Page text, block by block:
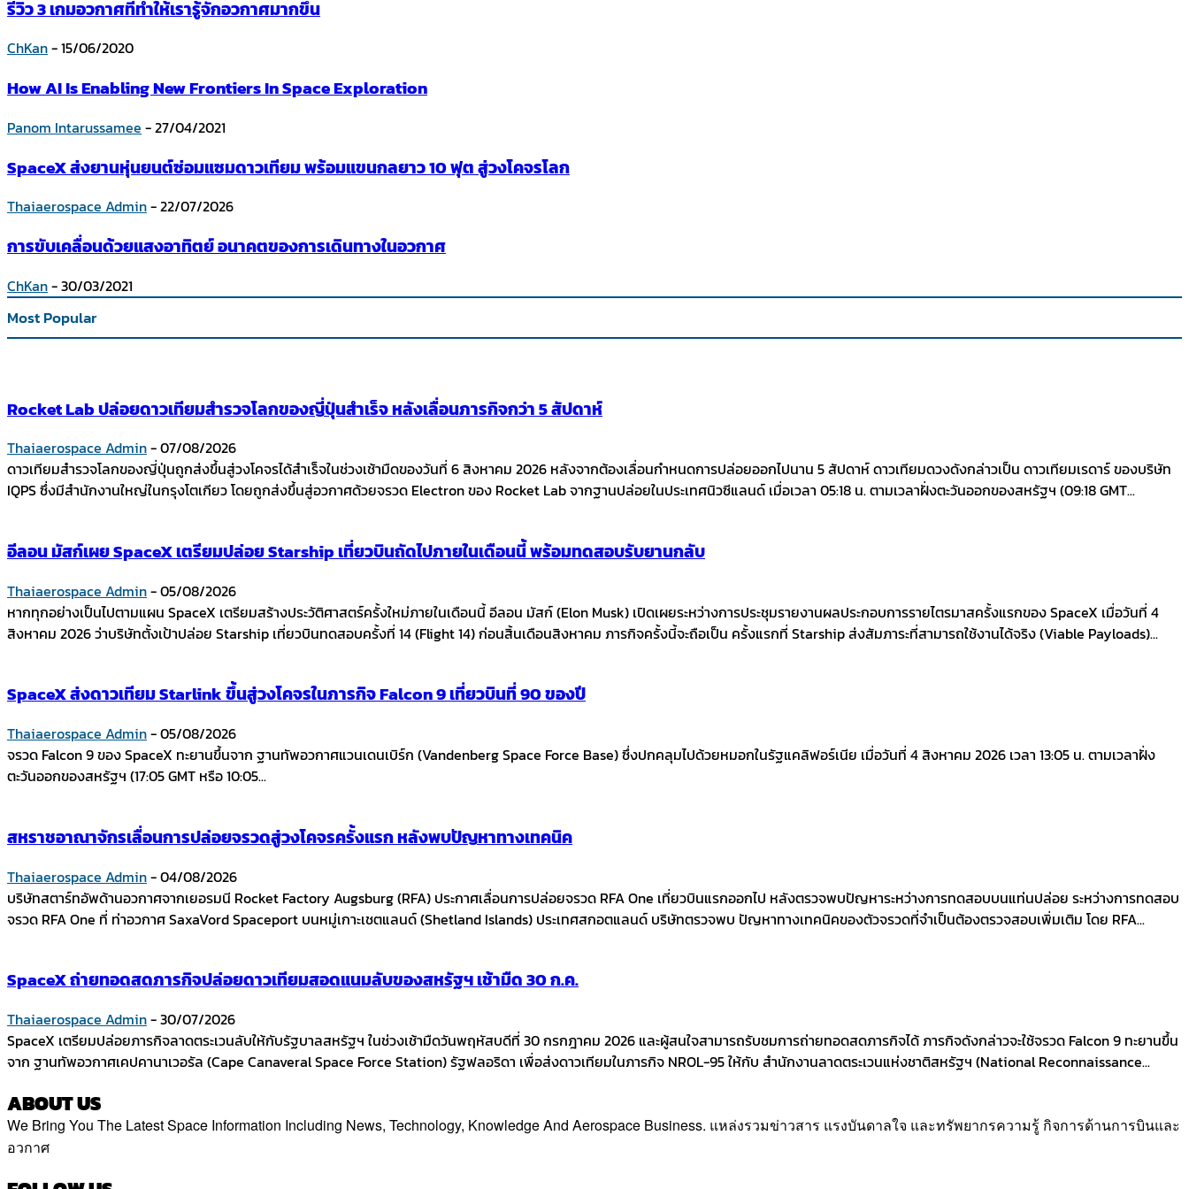
รีวิว 3 เกมอวกาศที่ทำให้เรารู้จักอวกาศมากขึ้น
ChKan-15/06/2020
How AI Is Enabling New Frontiers In Space Exploration
Panom Intarussamee -27/04/2021
SpaceX ส่งยานหุ่นยนต์ซ่อมแซมดาวเทียม พร้อมแขนกลยาว 10 ฟุต สู่วงโคจรโลก
Thaiaerospace Admin-22/07/2026
การขับเคลื่อนด้วยแสงอาทิตย์ อนาคตของการเดินทางในอวกาศ
ChKan-30/03/2021
Most Popular
Rocket Lab ปล่อยดาวเทียมสำรวจโลกของญี่ปุ่นสำเร็จ หลังเลื่อนภารกิจกว่า 5 สัปดาห์
Thaiaerospace Admin-07/08/2026
ดาวเทียมสำรวจโลกของญี่ปุ่นถูกส่งขึ้นสู่วงโคจรได้สำเร็จในช่วงเช้ามืดของวันที่ 6 สิงหาคม 2026 หลังจากต้องเลื่อนกำหนดการปล่อยออกไปนาน 5 สัปดาห์ ดาวเทียมดวงดังกล่าวเป็น ดาวเทียมเรดาร์ ของบริษัท
IQPS ซึ่งมีสำนักงานใหญ่ในกรุงโตเกียว โดยถูกส่งขึ้นสู่อวกาศด้วยจรวด Electron ของ Rocket Lab จากฐานปล่อยในประเทศนิวซีแลนด์ เมื่อเวลา 05:18 น. ตามเวลาฝั่งตะวันออกของสหรัฐฯ (09:18 GMT...
อีลอน มัสก์เผย SpaceX เตรียมปล่อย Starship เที่ยวบินถัดไปภายในเดือนนี้ พร้อมทดสอบรับยานกลับ
Thaiaerospace Admin-05/08/2026
หากทุกอย่างเป็นไปตามแผน SpaceX เตรียมสร้างประวัติศาสตร์ครั้งใหม่ภายในเดือนนี้ อีลอน มัสก์ (Elon Musk) เปิดเผยระหว่างการประชุมรายงานผลประกอบการรายไตรมาสครั้งแรกของ SpaceX เมื่อวันที่ 4
สิงหาคม 2026 ว่าบริษัทตั้งเป้าปล่อย Starship เที่ยวบินทดสอบครั้งที่ 14 (Flight 14) ก่อนสิ้นเดือนสิงหาคม ภารกิจครั้งนี้จะถือเป็น ครั้งแรกที่ Starship ส่งสัมภาระที่สามารถใช้งานได้จริง (Viable Payloads)...
SpaceX ส่งดาวเทียม Starlink ขึ้นสู่วงโคจรในภารกิจ Falcon 9 เที่ยวบินที่ 90 ของปี
Thaiaerospace Admin-05/08/2026
จรวด Falcon 9 ของ SpaceX ทะยานขึ้นจาก ฐานทัพอวกาศแวนเดนเบิร์ก (Vandenberg Space Force Base) ซึ่งปกคลุมไปด้วยหมอกในรัฐแคลิฟอร์เนีย เมื่อวันที่ 4 สิงหาคม 2026 เวลา 13:05 น. ตามเวลาฝั่ง
ตะวันออกของสหรัฐฯ (17:05 GMT หรือ 10:05...
สหราชอาณาจักรเลื่อนการปล่อยจรวดสู่วงโคจรครั้งแรก หลังพบปัญหาทางเทคนิค
Thaiaerospace Admin-04/08/2026
บริษัทสตาร์ทอัพด้านอวกาศจากเยอรมนี Rocket Factory Augsburg (RFA) ประกาศเลื่อนการปล่อยจรวด RFA One เที่ยวบินแรกออกไป หลังตรวจพบปัญหาระหว่างการทดสอบบนแท่นปล่อย ระหว่างการทดสอบ
จรวด RFA One ที่ ท่าอวกาศ SaxaVord Spaceport บนหมู่เกาะเชตแลนด์ (Shetland Islands) ประเทศสกอตแลนด์ บริษัทตรวจพบ ปัญหาทางเทคนิคของตัวจรวดที่จำเป็นต้องตรวจสอบเพิ่มเติม โดย RFA...
SpaceX ถ่ายทอดสดภารกิจปล่อยดาวเทียมสอดแนมลับของสหรัฐฯ เช้ามืด 30 ก.ค.
Thaiaerospace Admin-30/07/2026
SpaceX เตรียมปล่อยภารกิจลาดตระเวนลับให้กับรัฐบาลสหรัฐฯ ในช่วงเช้ามืดวันพฤหัสบดีที่ 30 กรกฎาคม 2026 และผู้สนใจสามารถรับชมการถ่ายทอดสดภารกิจได้ ภารกิจดังกล่าวจะใช้จรวด Falcon 9 ทะยานขึ้น
จาก ฐานทัพอวกาศเคปคานาเวอรัล (Cape Canaveral Space Force Station) รัฐฟลอริดา เพื่อส่งดาวเทียมในภารกิจ NROL-95 ให้กับ สำนักงานลาดตระเวนแห่งชาติสหรัฐฯ (National Reconnaissance...
ABOUT US
We Bring You The Latest Space Information Including News, Technology, Knowledge And Aerospace Business. แหล่งรวมข่าวสาร แรงบันดาลใจ และทรัพยากรความรู้ กิจการด้านการบินและ
อวกาศ